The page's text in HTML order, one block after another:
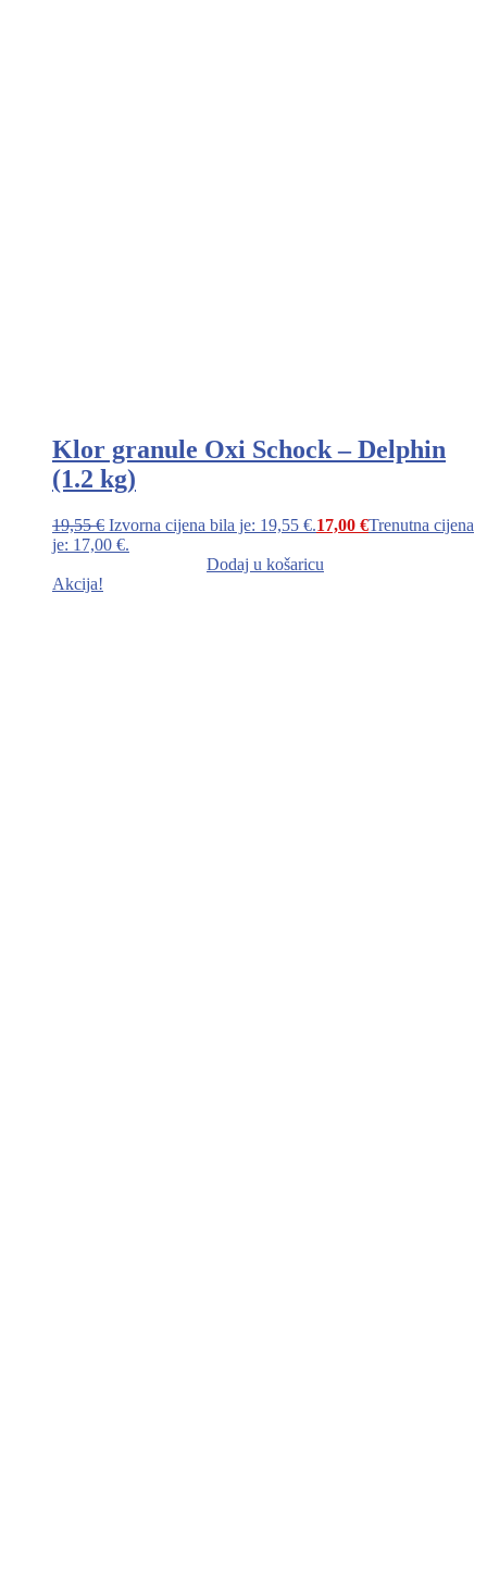
Klor granule Oxi Schock – Delphin
(1.2 kg)
19,55€ Izvorna cijena bila je: 19,55 €.17,00 €Trenutna cijena
je: 17,00 €.
Dodaj u košaricu
Akcija!